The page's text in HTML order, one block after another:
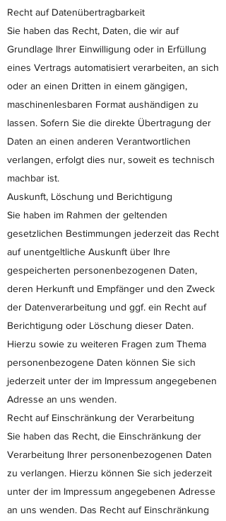
Recht auf Datenübertragbarkeit
Sie haben das Recht, Daten, die wir auf
Grundlage Ihrer Einwilligung oder in Erfüllung
eines Vertrags automatisiert verarbeiten, an sich
oder an einen Dritten in einem gängigen,
maschinenlesbaren Format aushändigen zu
lassen. Sofern Sie die direkte Übertragung der
Daten an einen anderen Verantwortlichen
verlangen, erfolgt dies nur, soweit es technisch
machbar ist.
Auskunft, Löschung und Berichtigung
Sie haben im Rahmen der geltenden
gesetzlichen Bestimmungen jederzeit das Recht
auf unentgeltliche Auskunft über Ihre
gespeicherten personenbezogenen Daten,
deren Herkunft und Empfänger und den Zweck
der Datenverarbeitung und ggf. ein Recht auf
Berichtigung oder Löschung dieser Daten.
Hierzu sowie zu weiteren Fragen zum Thema
personenbezogene Daten können Sie sich
jederzeit unter der im Impressum angegebenen
Adresse an uns wenden.
Recht auf Einschränkung der Verarbeitung
Sie haben das Recht, die Einschränkung der
Verarbeitung Ihrer personenbezogenen Daten
zu verlangen. Hierzu können Sie sich jederzeit
unter der im Impressum angegebenen Adresse
an uns wenden. Das Recht auf Einschränkung